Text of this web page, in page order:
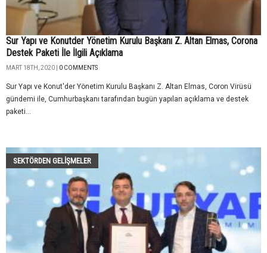
Sur Yapı ve Konutder Yönetim Kurulu Başkanı Z. Altan Elmas, Corona
Destek Paketi İle İlgili Açıklama
MART 18TH, 2020 | 0 COMMENTS
Sur Yapı ve Konut'der Yönetim Kurulu Başkanı Z. Altan Elmas, Coron Virüsü
gündemi ile, Cumhurbaşkanı tarafından bugün yapılan açıklama ve destek
paketi...
SEKTÖRDEN GELIŞMELER